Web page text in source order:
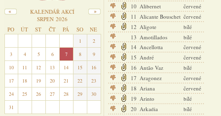
KALENDÁŘ AKCÍ
SRPEN 2026
PO
ÚT ST ČT PÁ SO NE
1
2
3
4 5 6 7 8
9
10
11 12 13 14 15
16
17
18 19 20 21 22
23
24
25 26 27 28 29
30
31
10 Alibernet
červené
11 Alicante Bouschet červené
12 Aligote
bílé
13 Amotillados
bílé
14 Ancellotta
červené
15 André
červené
16 Antão Vaz
bílé
17 Aragonez
červené
18 Ariana
červené
19 Arinto
bílé
20 Arkadia bílé